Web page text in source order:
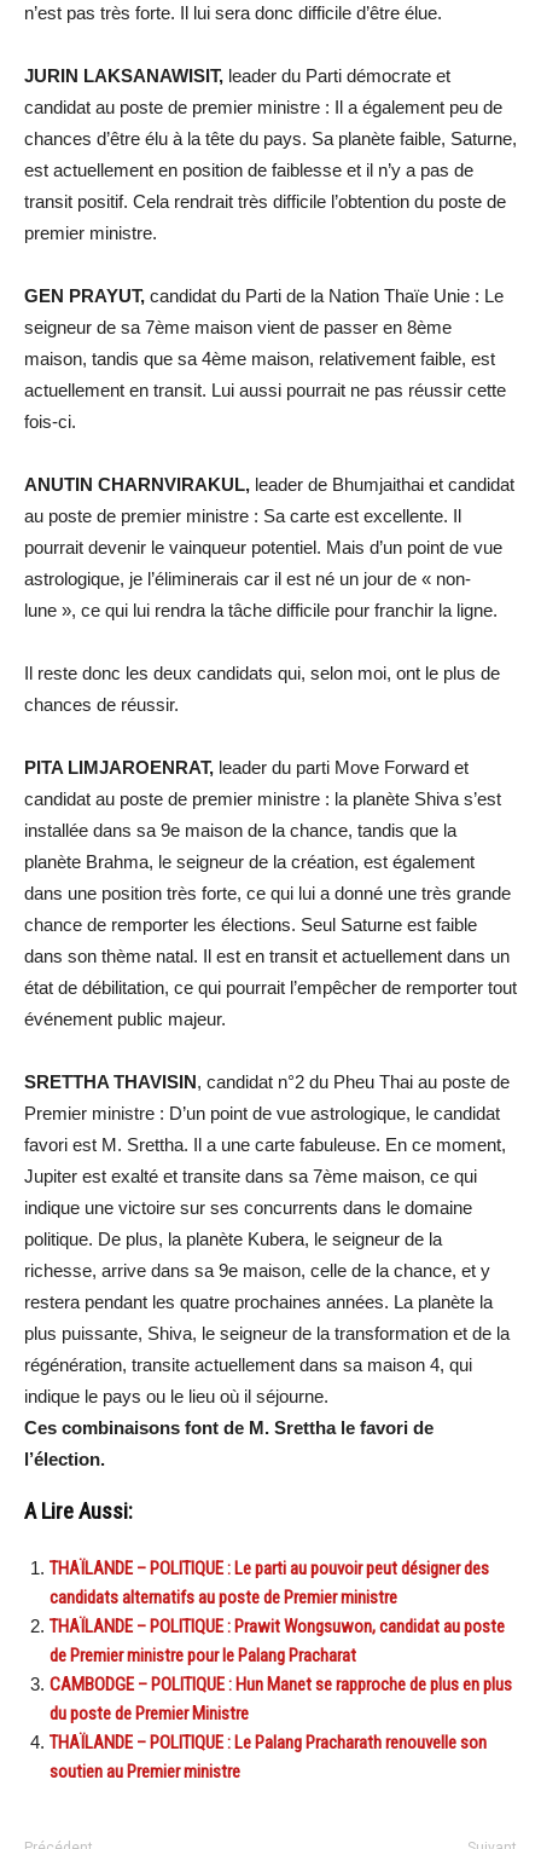
n’est pas très forte. Il lui sera donc difficile d’être élue.
JURIN LAKSANAWISIT, leader du Parti démocrate et
candidat au poste de premier ministre : Il a également peu de
chances d’être élu à la tête du pays. Sa planète faible, Saturne,
est actuellement en position de faiblesse et il n’y a pas de
transit positif. Cela rendrait très difficile l’obtention du poste de
premier ministre.
GEN PRAYUT, candidat du Parti de la Nation Thaïe Unie : Le
seigneur de sa 7ème maison vient de passer en 8ème
maison, tandis que sa 4ème maison, relativement faible, est
actuellement en transit. Lui aussi pourrait ne pas réussir cette
fois-ci.
ANUTIN CHARNVIRAKUL, leader de Bhumjaithai et candidat
au poste de premier ministre : Sa carte est excellente. Il
pourrait devenir le vainqueur potentiel. Mais d’un point de vue
astrologique, je l’éliminerais car il est né un jour de « non-
lune », ce qui lui rendra la tâche difficile pour franchir la ligne.
Il reste donc les deux candidats qui, selon moi, ont le plus de
chances de réussir.
PITA LIMJAROENRAT, leader du parti Move Forward et
candidat au poste de premier ministre : la planète Shiva s’est
installée dans sa 9e maison de la chance, tandis que la
planète Brahma, le seigneur de la création, est également
dans une position très forte, ce qui lui a donné une très grande
chance de remporter les élections. Seul Saturne est faible
dans son thème natal. Il est en transit et actuellement dans un
état de débilitation, ce qui pourrait l’empêcher de remporter tout
événement public majeur.
SRETTHA THAVISIN, candidat n°2 du Pheu Thai au poste de
Premier ministre : D’un point de vue astrologique, le candidat
favori est M. Srettha. Il a une carte fabuleuse. En ce moment,
Jupiter est exalté et transite dans sa 7ème maison, ce qui
indique une victoire sur ses concurrents dans le domaine
politique. De plus, la planète Kubera, le seigneur de la
richesse, arrive dans sa 9e maison, celle de la chance, et y
restera pendant les quatre prochaines années. La planète la
plus puissante, Shiva, le seigneur de la transformation et de la
régénération, transite actuellement dans sa maison 4, qui
indique le pays ou le lieu où il séjourne.
Ces combinaisons font de M. Srettha le favori de
l’élection.
A Lire Aussi:
THAÏLANDE – POLITIQUE : Le parti au pouvoir peut désigner des
candidats alternatifs au poste de Premier ministre
THAÏLANDE – POLITIQUE : Prawit Wongsuwon, candidat au poste
de Premier ministre pour le Palang Pracharat
CAMBODGE – POLITIQUE : Hun Manet se rapproche de plus en plus
du poste de Premier Ministre
THAÏLANDE – POLITIQUE : Le Palang Pracharath renouvelle son
soutien au Premier ministre